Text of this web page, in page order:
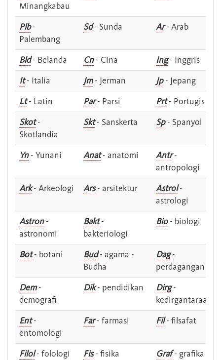
Minangkabau
Plb-
Palembang
Sd- Sunda Ar- Arab
Bld- Belanda Cn- Cina Ing- Inggris
It- Italia Jm- Jerman Jp- Jepang
Lt- Latin Par- Parsi Prt- Portugis
Skot-
Skotlandia
Skt- Sanskerta Sp- Spanyol
Yn- Yunani Anat- anatomi Antr-
antropologi
Ark- Arkeologi Ars- arsitektur Astrol-
astrologi
Astron-
astronomi
Bakt-
bakteriologi
Bio- biologi
Bot- botani Bud- agama -
Budha
Dag-
perdagangan
Dem-
demografi
Dik- pendidikan Dirg-
kedirgantaraan
Ent-
entomologi
Far- farmasi Fil- filsafat
Filol- folologi Fis- fisika Graf- grafika